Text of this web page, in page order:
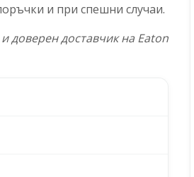
и при спешни случаи.
доставчик на Eaton